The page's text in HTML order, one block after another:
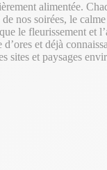
alimentée.
nos soirées, le
le fleurissement et
et déjà
et paysages